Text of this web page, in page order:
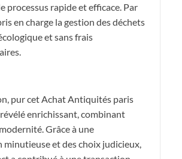
processus rapide et efficace. Par
en charge la gestion des déchets
et sans frais
pur cet Achat Antiquités paris
révélé enrichissant, combinant
Grâce à une
minutieuse et des choix judicieux,